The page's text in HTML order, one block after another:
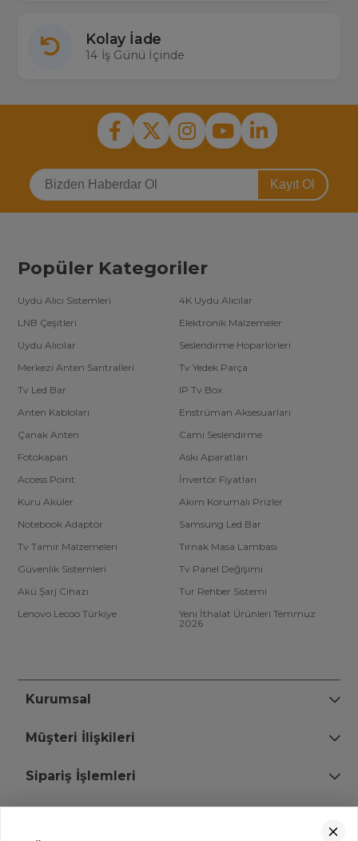
Kolay İade
14 İş Günü İçinde
Kayıt Ol
Popüler Kategoriler
Uydu Alıcı Sistemleri
4K Uydu Alıcılar
LNB Çeşitleri
Elektronik Malzemeler
Uydu Alıcılar
Seslendirme Hoparlörleri
Merkezi Anten Santralleri
Tv Yedek Parça
Tv Led Bar
IP Tv Box
Anten Kabloları
Enstrüman Aksesuarları
Çanak Anten
Cami Seslendirme
Fotokapan
Askı Aparatları
Access Point
İnvertör Fiyatları
Kuru Aküler
Akım Korumalı Prizler
Notebook Adaptör
Samsung Led Bar
Tv Tamir Malzemeleri
Tırnak Masa Lambası
Güvenlik Sistemleri
Tv Panel Değişimi
Akü Şarj Cihazı
Tur Rehber Sistemi
Lenovo Lecoo Türkiye
Yeni İthalat Ürünleri Temmuz
2026
Kurumsal
Müşteri İlişkileri
Sipariş İşlemleri